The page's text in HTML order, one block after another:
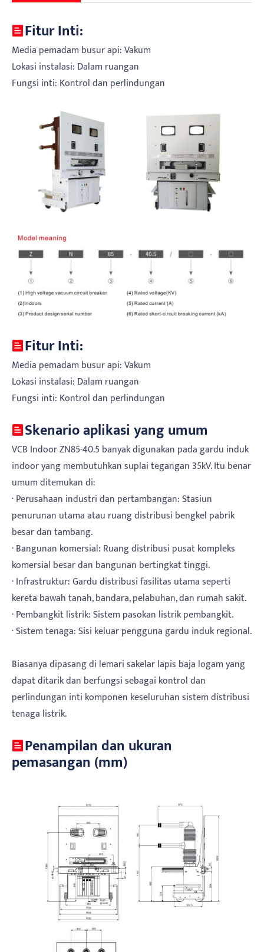
Fitur Inti:
Media pemadam busur api: Vakum
Lokasi instalasi: Dalam ruangan
Fungsi inti: Kontrol dan perlindungan
Fitur Inti:
Media pemadam busur api: Vakum
Lokasi instalasi: Dalam ruangan
Fungsi inti: Kontrol dan perlindungan
Skenario aplikasi yang umum
VCB Indoor ZN85-40.5 banyak digunakan pada gardu induk
indoor yang membutuhkan suplai tegangan 35kV. Itu benar
umum ditemukan di:
· Perusahaan industri dan pertambangan: Stasiun
penurunan utama atau ruang distribusi bengkel pabrik
besar dan tambang.
· Bangunan komersial: Ruang distribusi pusat kompleks
komersial besar dan bangunan bertingkat tinggi.
· Infrastruktur: Gardu distribusi fasilitas utama seperti
kereta bawah tanah, bandara, pelabuhan, dan rumah sakit.
· Pembangkit listrik: Sistem pasokan listrik pembangkit.
· Sistem tenaga: Sisi keluar pengguna gardu induk regional.
Biasanya dipasang di lemari sakelar lapis baja logam yang
dapat ditarik dan berfungsi sebagai kontrol dan
perlindungan inti komponen keseluruhan sistem distribusi
tenaga listrik.
Penampilan dan ukuran
pemasangan (mm)